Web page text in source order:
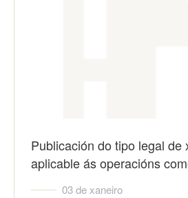
Publicación do tipo legal de
aplicable ás operacións
03 de xaneiro